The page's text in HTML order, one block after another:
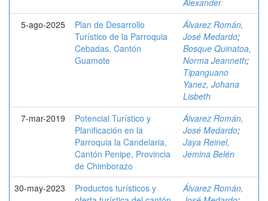
Alexander
5-ago-2025
Plan de Desarrollo
Turístico de la Parroquia
Cebadas, Cantón
Guamote
Álvarez Román,
José Medardo;
Bosque Quinatoa,
Norma Jeanneth;
Tipanguano
Yanez, Johana
Lisbeth
7-mar-2019
Potencial Turístico y
Planificación en la
Parroquia la Candelaria,
Cantón Penipe, Provincia
de Chimborazo
Álvarez Román,
José Medardo;
Jaya Reinel,
Jemina Belén
30-may-2023
Productos turísticos y
Álvarez Román,